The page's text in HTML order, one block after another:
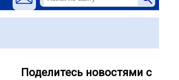
Поделитесь новостями с